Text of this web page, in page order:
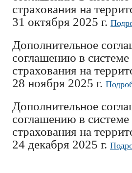
страхования на
31 октября 2025 г.
Дополнительное
соглашению в системе
страхования на
28 ноября 2025 г.
Дополнительное
соглашению в системе
страхования на
24 декабря 2025 г.